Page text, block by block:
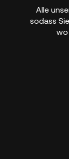
Alle
sodass
wo